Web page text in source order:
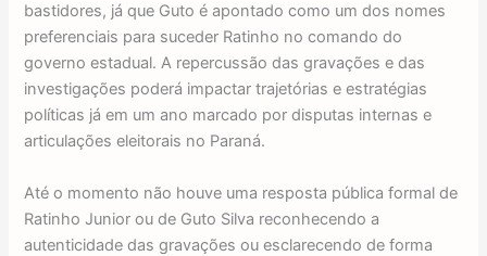
bastidores, já que Guto é apontado como um dos nomes
preferenciais para suceder Ratinho no comando do
governo estadual. A repercussão das gravações e das
investigações poderá impactar trajetórias e estratégias
políticas já em um ano marcado por disputas internas e
articulações eleitorais no Paraná.
Até o momento não houve uma resposta pública formal de
Ratinho Junior ou de Guto Silva reconhecendo a
autenticidade das gravações ou esclarecendo de forma